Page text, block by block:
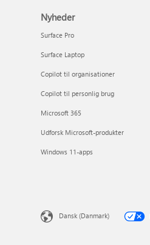
Nyheder
Surface Pro
Surface Laptop
Copilot til organisationer
Copilot til personlig brug
Microsoft 365
Udforsk Microsoft-produkter
Windows 11-apps
Dansk (Danmark)